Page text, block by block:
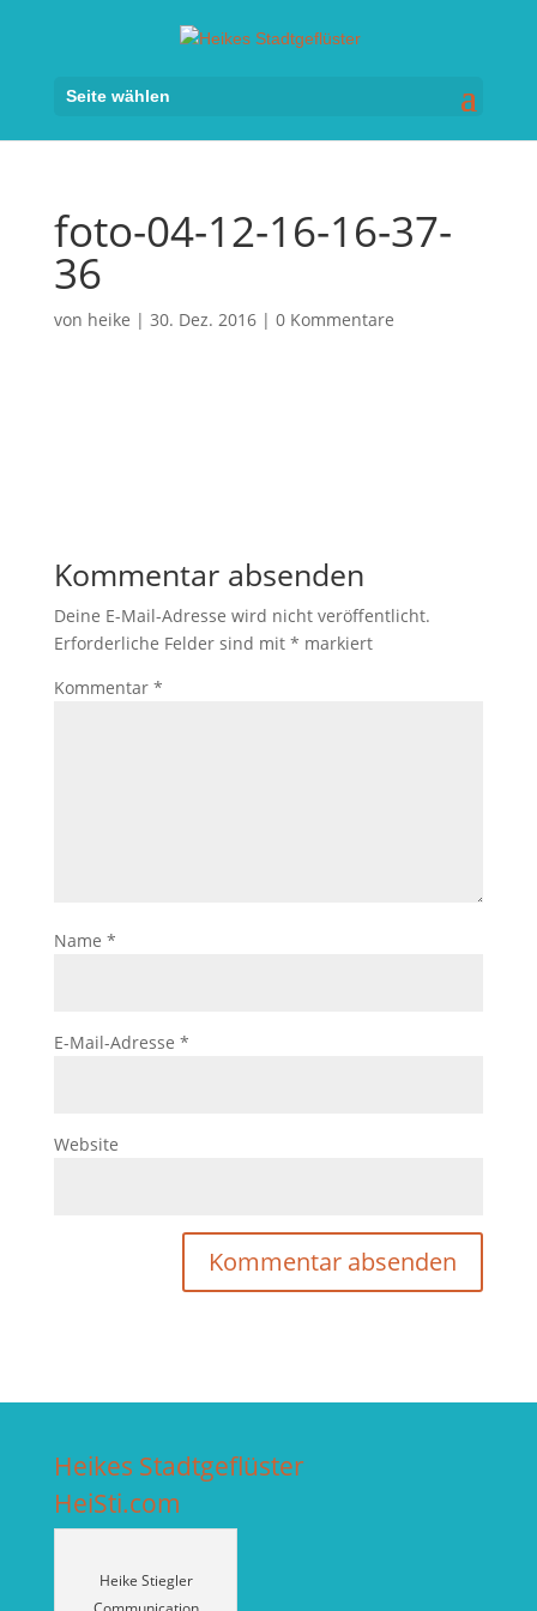
Seite wählen
foto-04-12-16-16-37-
36
von heike | 30. Dez. 2016| 0 Kommentare
Kommentar absenden
Deine E-Mail-Adresse wird nicht veröffentlicht.
Erforderliche Felder sind mit * markiert
Kommentar *
Name *
E-Mail-Adresse *
Website
Heikes Stadtgeflüster
HeiSti.com
Heike Stiegler